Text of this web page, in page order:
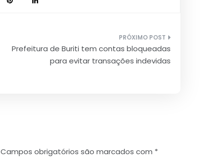
Prefeitura de Buriti tem contas bloqueadas
para evitar transações indevidas
Campos obrigatórios são marcados com *